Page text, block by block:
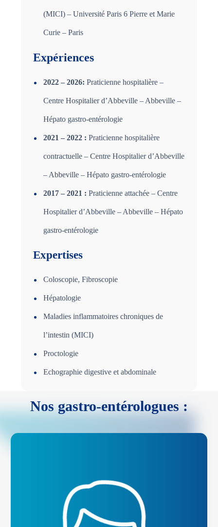
(MICI) – Université Paris 6 Pierre et Marie
Curie – Paris
Expériences
2022 – 2026: Praticienne hospitalière –
Centre Hospitalier d’Abbeville – Abbeville –
Hépato gastro-entérologie
2021 – 2022 : Praticienne hospitalière
contractuelle – Centre Hospitalier d’Abbeville
– Abbeville – Hépato gastro-entérologie
2017 – 2021 : Praticienne attachée – Centre
Hospitalier d’Abbeville – Abbeville – Hépato
gastro-entérologie
Expertises
Coloscopie, Fibroscopie
Hépatologie
Maladies inflammatoires chroniques de
l’intestin (MICI)
Proctologie
Echographie digestive et abdominale
Nos gastro-entérologues :